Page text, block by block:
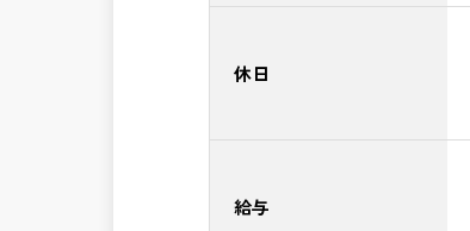
休日
給与